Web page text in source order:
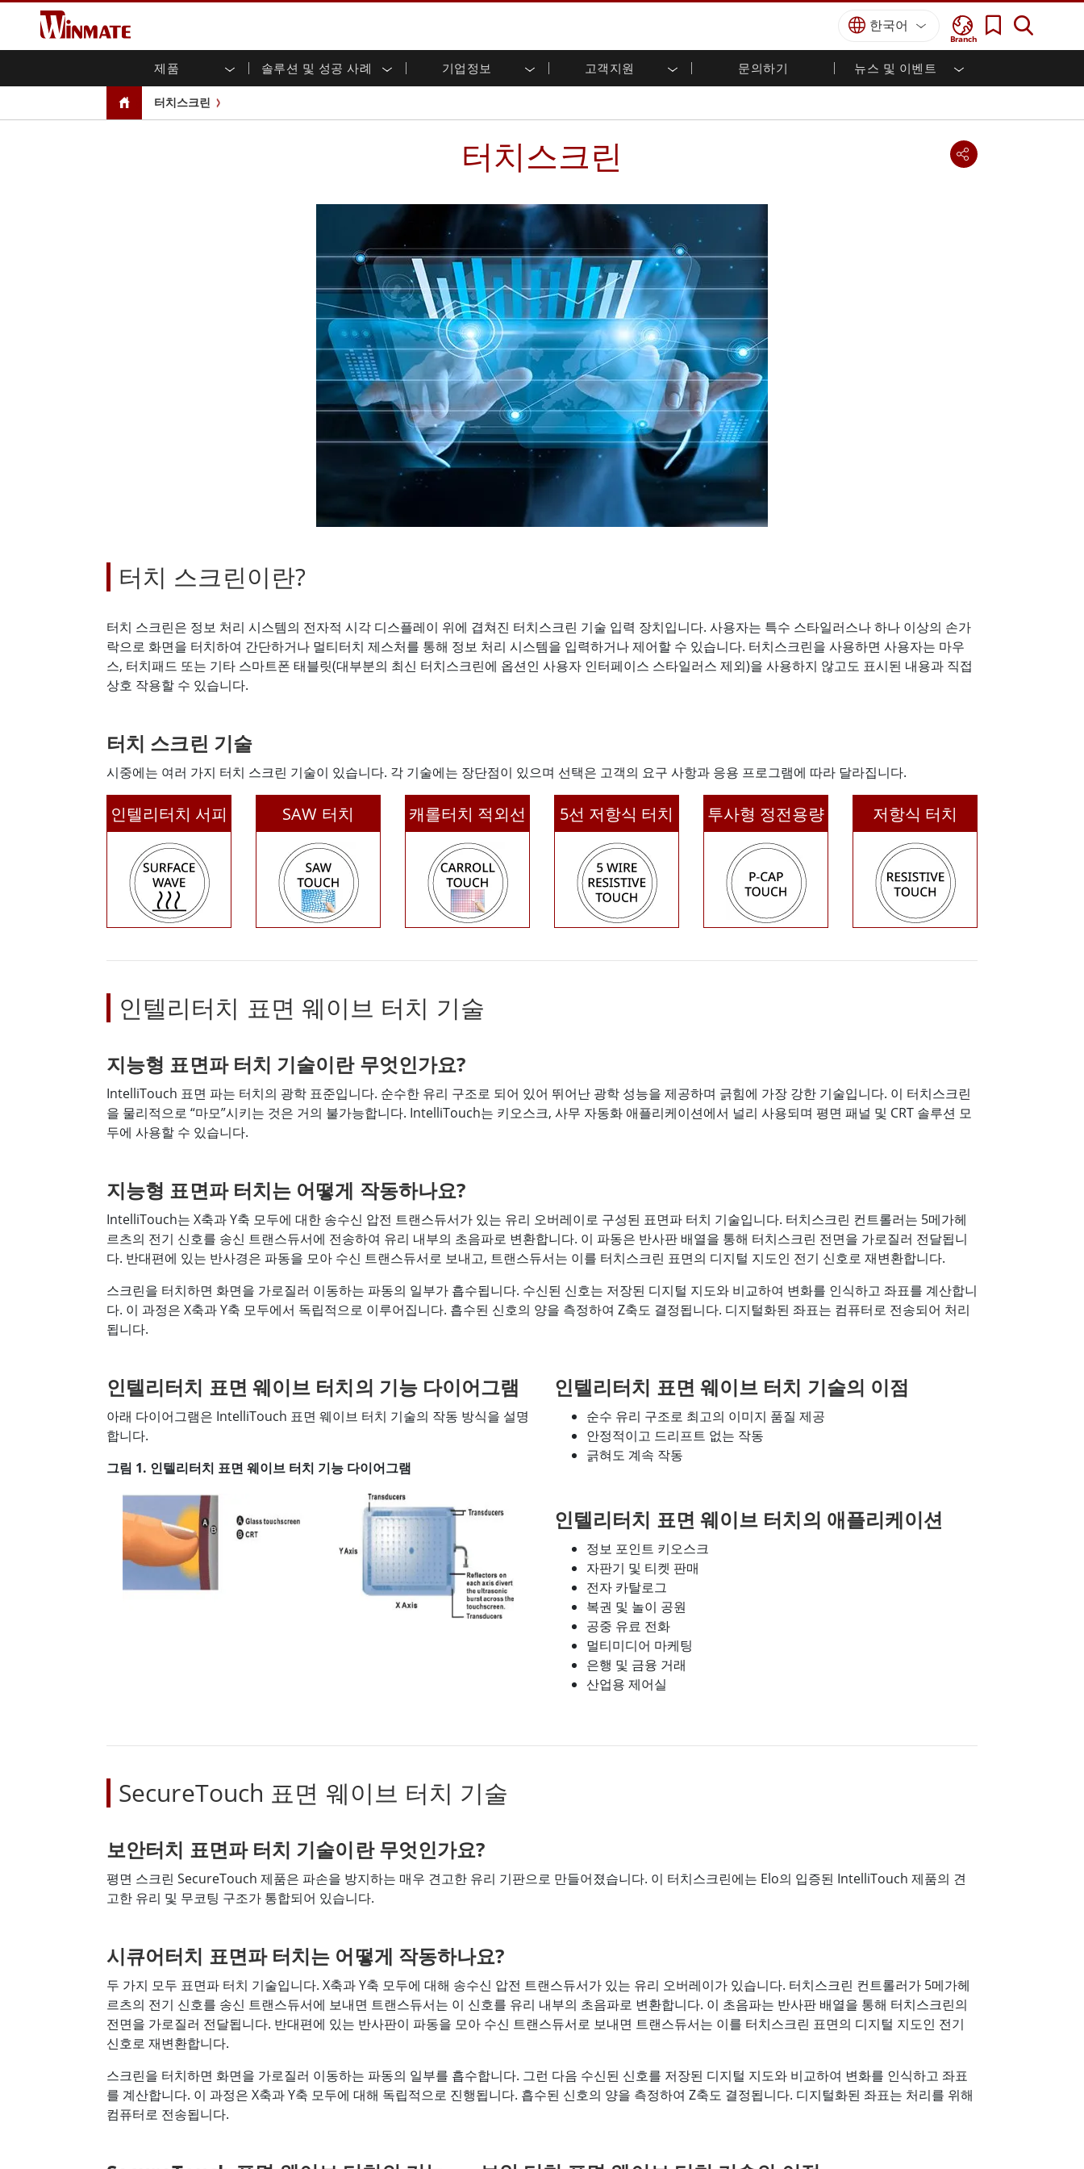
Branch
한국어
제품 솔루션 및 성공 사례 기업정보 고객지원 문의하기 뉴스 및 이벤트
엔터프라이즈 모빌리티
러기드 노트북
멀티터치(P-CAP)
USB Type-C
스테인리스 시리
실외 디스플레이
후면 마운트
랙 마운트
바 유형 디스플레
OSD 박스
HMI(P-CAP 터치)
산업용 패널 PC(저항막 터치)
스테인리스 시리즈
ATEX 등급
바 타입 패널 PC
엣지 AI 패널 PC
국방부 러기드 노트북
임베디드 컴퓨팅
박스 PC / 방수 러기드 PC IP65
IoT 게이트웨이
라디오 게이트웨이
More
헬스케어 등급
의료용 러기드 태블릿
의료용 패널 PC
헬스케어 디스플레이
해양 등급
해양 디스플레이
해양 임베디드 컴퓨터
석유 및 가스, ATEX 등급
ATEX 등급 러기드 태블릿
ATEX 등급 내구성형 핸드헬드
ATEX 등급 패널 PC
More
AI 컴퓨터
엣지 AI 모빌리티
엣지 AI 패널 PC
엣지 AI 컴퓨팅
스테인리스 스틸 등급
스테인리스 스틸 패널 PC
스테인리스 스틸 디스플레이
견고한 로봇 컨트롤러 솔루션
농업
교통 식품 및 위생 산업
해양
창고 및 물류
헬스케어
정부 헤비 듀티
금속 및 광산
성공 사례
Winmate에 대하여
보증
마케팅 포털
파일 공유
새로운 제품
무역 박람회 이벤트
유튜브 채널 VR 엑스포
인증／준수
터치스크린
터치스크린
터치 스크린이란?
터치 스크린은 정보 처리 시스템의 전자적 시각 디스플레이 위에 겹쳐진 터치스크린 기술 입력 장치입니다. 사용자는 특수 스타일러스나 하나 이상의 손가
락으로 화면을 터치하여 간단하거나 멀티터치 제스처를 통해 정보 처리 시스템을 입력하거나 제어할 수 있습니다. 터치스크린을 사용하면 사용자는 마우
스, 터치패드 또는 기타 스마트폰 태블릿(대부분의 최신 터치스크린에 옵션인 사용자 인터페이스 스타일러스 제외)을 사용하지 않고도 표시된 내용과 직접
상호 작용할 수 있습니다.
터치 스크린 기술
시중에는 여러 가지 터치 스크린 기술이 있습니다. 각 기술에는 장단점이 있으며 선택은 고객의 요구 사항과 응용 프로그램에 따라 달라집니다.
인텔리터치 서피
스 웨이브
SAW 터치 캐롤터치 적외선 5선 저항식 터치 투사형 정전용량 저항식 터치
인텔리터치 표면 웨이브 터치 기술
지능형 표면파 터치 기술이란 무엇인가요?
IntelliTouch 표면 파는 터치의 광학 표준입니다. 순수한 유리 구조로 되어 있어 뛰어난 광학 성능을 제공하며 긁힘에 가장 강한 기술입니다. 이 터치스크린
을 물리적으로 “마모”시키는 것은 거의 불가능합니다. IntelliTouch는 키오스크, 사무 자동화 애플리케이션에서 널리 사용되며 평면 패널 및 CRT 솔루션 모
두에 사용할 수 있습니다.
지능형 표면파 터치는 어떻게 작동하나요?
IntelliTouch는 X축과 Y축 모두에 대한 송수신 압전 트랜스듀서가 있는 유리 오버레이로 구성된 표면파 터치 기술입니다. 터치스크린 컨트롤러는 5메가헤
르츠의 전기 신호를 송신 트랜스듀서에 전송하여 유리 내부의 초음파로 변환합니다. 이 파동은 반사판 배열을 통해 터치스크린 전면을 가로질러 전달됩니
다. 반대편에 있는 반사경은 파동을 모아 수신 트랜스듀서로 보내고, 트랜스듀서는 이를 터치스크린 표면의 디지털 지도인 전기 신호로 재변환합니다.
스크린을 터치하면 화면을 가로질러 이동하는 파동의 일부가 흡수됩니다. 수신된 신호는 저장된 디지털 지도와 비교하여 변화를 인식하고 좌표를 계산합니
다. 이 과정은 X축과 Y축 모두에서 독립적으로 이루어집니다. 흡수된 신호의 양을 측정하여 Z축도 결정됩니다. 디지털화된 좌표는 컴퓨터로 전송되어 처리
됩니다.
인텔리터치 표면 웨이브 터치의 기능 다이어그램
아래 다이어그램은 IntelliTouch 표면 웨이브 터치 기술의 작동 방식을 설명
합니다.
그림 1. 인텔리터치 표면 웨이브 터치 기능 다이어그램
인텔리터치 표면 웨이브 터치 기술의 이점
순수 유리 구조로 최고의 이미지 품질 제공
안정적이고 드리프트 없는 작동
긁혀도 계속 작동
인텔리터치 표면 웨이브 터치의 애플리케이션
정보 포인트 키오스크
자판기 및 티켓 판매
전자 카탈로그
복권 및 놀이 공원
공중 유료 전화
멀티미디어 마케팅
은행 및 금융 거래
산업용 제어실
SecureTouch 표면 웨이브 터치 기술
보안터치 표면파 터치 기술이란 무엇인가요?
평면 스크린 SecureTouch 제품은 파손을 방지하는 매우 견고한 유리 기판으로 만들어졌습니다. 이 터치스크린에는 Elo의 입증된 IntelliTouch 제품의 견
고한 유리 및 무코팅 구조가 통합되어 있습니다.
시큐어터치 표면파 터치는 어떻게 작동하나요?
두 가지 모두 표면파 터치 기술입니다. X축과 Y축 모두에 대해 송수신 압전 트랜스듀서가 있는 유리 오버레이가 있습니다. 터치스크린 컨트롤러가 5메가헤
르츠의 전기 신호를 송신 트랜스듀서에 보내면 트랜스듀서는 이 신호를 유리 내부의 초음파로 변환합니다. 이 초음파는 반사판 배열을 통해 터치스크린의
전면을 가로질러 전달됩니다. 반대편에 있는 반사판이 파동을 모아 수신 트랜스듀서로 보내면 트랜스듀서는 이를 터치스크린 표면의 디지털 지도인 전기
신호로 재변환합니다.
스크린을 터치하면 화면을 가로질러 이동하는 파동의 일부를 흡수합니다. 그런 다음 수신된 신호를 저장된 디지털 지도와 비교하여 변화를 인식하고 좌표
를 계산합니다. 이 과정은 X축과 Y축 모두에 대해 독립적으로 진행됩니다. 흡수된 신호의 양을 측정하여 Z축도 결정됩니다. 디지털화된 좌표는 처리를 위해
컴퓨터로 전송됩니다.